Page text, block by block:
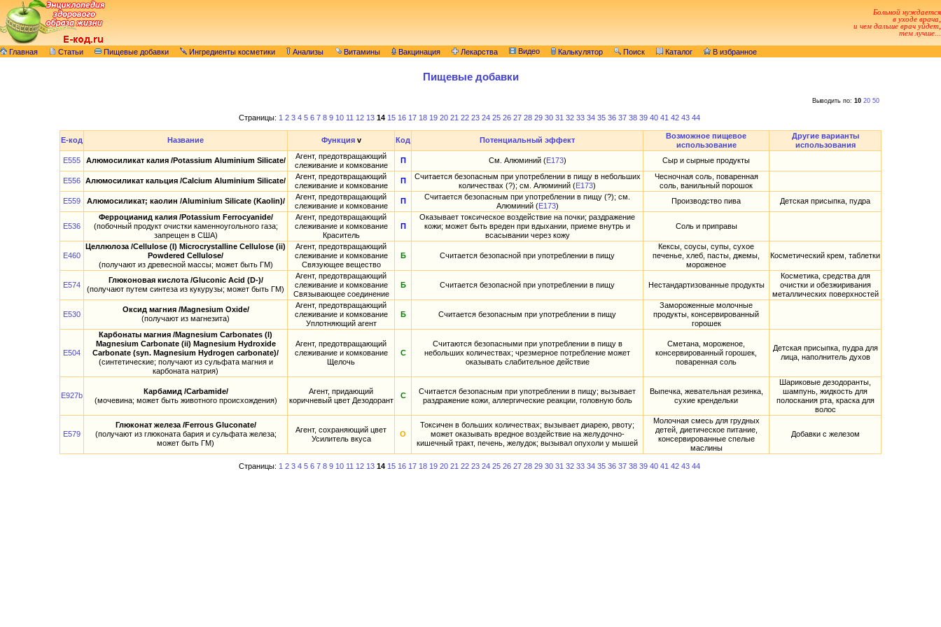
Больной нуждается
в уходе врача,
и чем дальше врач уйдет,
тем лучше...
Главная Статьи Пищевые добавки Ингредиенты косметики Анализы Витамины Вакцинация Лекарства Видео Калькулятор Поиск Каталог В избранное
Пищевые добавки
Выводить по: 10 20 50
Страницы: 1 2 3 4 5 6 7 8 9 10 11 12 13 14 15 16 17 18 19 20 21 22 23 24 25 26 27 28 29 30 31 32 33 34 35 36 37 38 39 40 41 42 43 44
E-код Название Функцияv Код Потенциальный эффект
Возможное пищевое
использование
Другие варианты
использования
E555
Алюмосиликат калия /Potassium Aluminium Silicate/
Агент, предотвращающий
слеживание и комкование
П См. Алюминий (E173) Сыр и сырные продукты
E556 Алюмосиликат кальция /Calcium Aluminium Silicate/
Агент, предотвращающий
слеживание и комкование
П
Считается безопасным при употреблении в пищу в небольших
количествах (?); см. Алюминий (E173)
Чесночная соль, поваренная
соль, ванильный порошок
E559
Алюмосиликат; каолин /Aluminium Silicate (Kaolin)/
Агент, предотвращающий
слеживание и комкование
П
Считается безопасным при употреблении в пищу (?); см.
Алюминий (E173)
Производство пива Детская присыпка, пудра
E536
Ферроцианид калия /Potassium Ferrocyanide/
(побочный продукт очистки каменноугольного газа;
запрещен в США)
Агент, предотвращающий
слеживание и комкование
Краситель
П
Оказывает токсическое воздействие на почки; раздражение
кожи; может быть вреден при вдыхании, приеме внутрь и
всасывании через кожу
Соль и приправы
E460
Целлюлоза /Cellulose (I) Microcrystalline Cellulose (ii)
Powdered Cellulose/
(получают из древесной массы; может быть ГМ)
Агент, предотвращающий
слеживание и комкование
Связующее вещество
Б Считается безопасной при употреблении в пищу
Кексы, соусы, супы, сухое
печенье, хлеб, пасты, джемы,
мороженое
Косметический крем, таблетки
E574
Глюконовая кислота /Gluconic Acid (D-)/
(получают путем синтеза из кукурузы; может быть ГМ)
Агент, предотвращающий
слеживание и комкование
Связывающее соединение
Б Считается безопасной при употреблении в пищу Нестандартизованные продукты
Косметика, средства для
очистки и обезжиривания
металлических поверхностей
E530
Оксид магния /Magnesium Oxide/
(получают из магнезита)
Агент, предотвращающий
слеживание и комкование
Уплотняющий агент
Б Считается безопасным при употреблении в пищу
Замороженные молочные
продукты, консервированный
горошек
E504
Карбонаты магния /Magnesium Сarbonates (I)
Magnesium Сarbonate (ii) Magnesium Hydroxide
Carbonate (syn. Magnesium Hydrogen carbonate)/
(синтетические; получают из сульфата магния и
карбоната натрия)
Агент, предотвращающий
слеживание и комкование
Щелочь
С
Считаются безопасными при употреблении в пищу в
небольших количествах; чрезмерное потребление может
оказывать слабительное действие
Сметана, мороженое,
консервированный горошек,
поваренная соль
Детская присыпка, пудра для
лица, наполнитель духов
E927b
Карбамид /Carbamide/
(мочевина; может быть животного происхождения)
Агент, придающий
коричневый цвет Дезодорант
С
Считается безопасным при употреблении в пищу; вызывает
раздражение кожи, аллергические реакции, головную боль
Выпечка, жевательная резинка,
сухие крендельки
Шариковые дезодоранты,
шампунь, жидкость для
полоскания рта, краска для
волос
E579
Глюконат железа /Ferrous Gluconate/
(получают из глюконата бария и сульфата железа;
может быть ГМ)
Агент, сохраняющий цвет
Усилитель вкуса
О
Токсичен в больших количествах; вызывает диарею, рвоту;
может оказывать вредное воздействие на желудочно-
кишечный тракт, печень, желудок; вызывал опухоли у мышей
Молочная смесь для грудных
детей, диетическое питание,
консервированные спелые
маслины
Добавки с железом
Страницы: 1 2 3 4 5 6 7 8 9 10 11 12 13 14 15 16 17 18 19 20 21 22 23 24 25 26 27 28 29 30 31 32 33 34 35 36 37 38 39 40 41 42 43 44